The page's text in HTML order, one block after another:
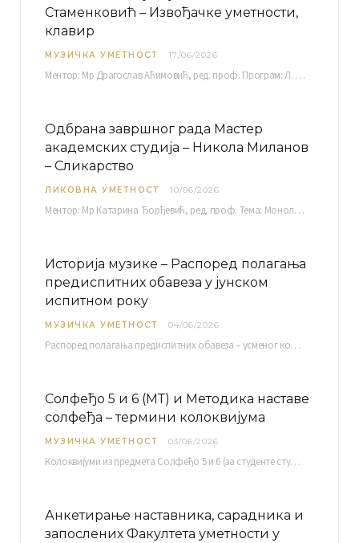
Стаменковић – Извођачке уметности,
клавир
МУЗИЧКА УМЕТНОСТ 17/06/2026
Ментор: Мр Драгослав Аћимовић, ред. проф. Програм: Л. Ван Бетовен: Соната оп. 31 бр. 2 у…
Одбрана завршног рада Мастер
академских студија – Никола Миланов
– Сликарство
ЛИКОВНА УМЕТНОСТ 10/06/2026
Ментор: Мр Катарина Ђорђевић, ред. проф. Тема: Монолог емоција Среда, 17. 06. 2026. у 15:30 сати Сала бр. 12 Факултета уметности у Нишу, Кнегиње…
Историја музике – Распоред полагања
предиспитних обавеза у јунском
испитном року
МУЗИЧКА УМЕТНОСТ 04/06/2026
Распоред полагaња предиспитних обавеза – усменог колоквијума и теста из слушања музике – објављен је…
Солфеђо 5 и 6 (МТ) и Методика наставе
солфеђа – термини колоквијума
МУЗИЧКА УМЕТНОСТ 03/06/2026
Колоквијуми из предмета Солфеђо 5 и 6 (за студенте студијског програма Музичка теорија) и Методика…
Анкетирање наставника, сарадника и
запослених Факултета уметности у